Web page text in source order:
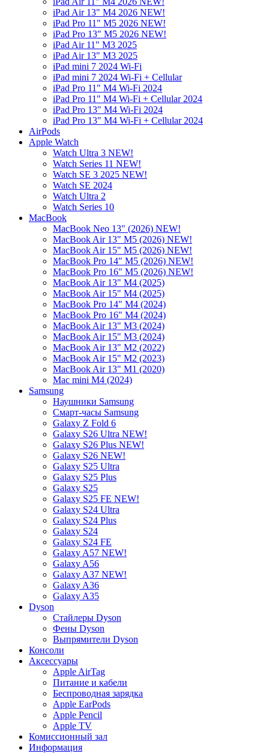
iPad Air 13" M4 2026 NEW!
iPad Pro 11" M5 2026 NEW!
iPad Pro 13" M5 2026 NEW!
iPad Air 11" M3 2025
iPad Air 13" M3 2025
iPad mini 7 2024 Wi-Fi
iPad mini 7 2024 Wi-Fi + Cellular
iPad Pro 11" M4 Wi-Fi 2024
iPad Pro 11" M4 Wi-Fi + Cellular 2024
iPad Pro 13" M4 Wi-Fi 2024
iPad Pro 13" M4 Wi-Fi + Cellular 2024
AirPods
Apple Watch
Watch Ultra 3 NEW!
Watch Series 11 NEW!
Watch SE 3 2025 NEW!
Watch SE 2024
Watch Ultra 2
Watch Series 10
MacBook
MacBook Neo 13" (2026) NEW!
MacBook Air 13" M5 (2026) NEW!
MacBook Air 15" M5 (2026) NEW!
MacBook Pro 14" M5 (2026) NEW!
MacBook Pro 16" M5 (2026) NEW!
MacBook Air 13" M4 (2025)
MacBook Air 15" M4 (2025)
MacBook Pro 14" M4 (2024)
MacBook Pro 16" M4 (2024)
MacBook Air 13" M3 (2024)
MacBook Air 15" M3 (2024)
MacBook Air 13" M2 (2022)
MacBook Air 15" M2 (2023)
MacBook Air 13" M1 (2020)
Mac mini M4 (2024)
Samsung
Наушники Samsung
Смарт-часы Samsung
Galaxy Z Fold 6
Galaxy S26 Ultra NEW!
Galaxy S26 Plus NEW!
Galaxy S26 NEW!
Galaxy S25 Ultra
Galaxy S25 Plus
Galaxy S25
Galaxy S25 FE NEW!
Galaxy S24 Ultra
Galaxy S24 Plus
Galaxy S24
Galaxy S24 FE
Galaxy A57 NEW!
Galaxy A56
Galaxy A37 NEW!
Galaxy A36
Galaxy A35
Dyson
Стайлеры Dyson
Фены Dyson
Выпрямители Dyson
Консоли
Аксессуары
Apple AirTag
Питание и кабели
Беспроводная зарядка
Apple EarPods
Apple Pencil
Apple TV
Комиссионный зал
Информация